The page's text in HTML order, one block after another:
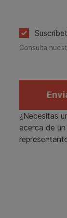
Consulta
¿Necesitas
acerca de